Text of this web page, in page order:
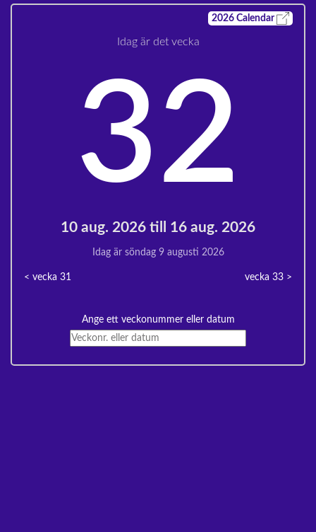
2026 Calendar
Idag är det vecka
32
10 aug. 2026 till 16 aug. 2026
Idag är söndag 9 augusti 2026
< vecka31 vecka 33>
Ange ett veckonummer eller datum